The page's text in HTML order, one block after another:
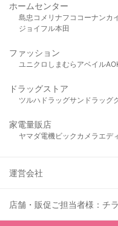
ホームセンター
島忠 コメリ ナフコ コーナンカ
ジョイフル本田
ファッション
ユニクロ しまむら アベイル
ドラッグストア
ツルハドラッグサンドラッグ
家電量販店
ヤマダ電機ビックカメラ エデ
運営会社
店舗・販促ご担当者様：チ